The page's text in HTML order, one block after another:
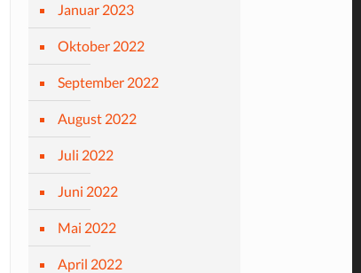
Januar 2023
Oktober 2022
September 2022
August 2022
Juli 2022
Juni 2022
Mai 2022
April 2022